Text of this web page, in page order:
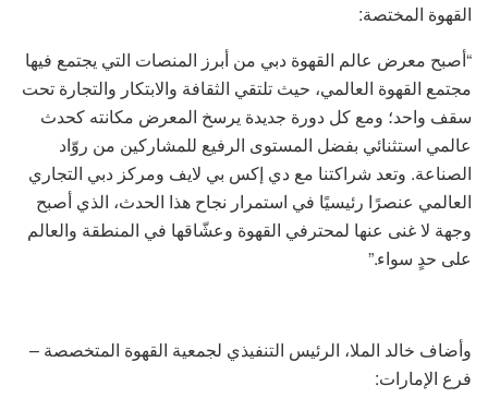
القهوة المختصة:
“أصبح معرض عالم القهوة دبي من أبرز المنصات التي يجتمع فيها
مجتمع القهوة العالمي، حيث تلتقي الثقافة والابتكار والتجارة تحت
سقف واحد؛ ومع كل دورة جديدة يرسخ المعرض مكانته كحدث
عالمي استثنائي بفضل المستوى الرفيع للمشاركين من روّاد
الصناعة. وتعد شراكتنا مع دي إكس بي لايف ومركز دبي التجاري
العالمي عنصرًا رئيسيًا في استمرار نجاح هذا الحدث، الذي أصبح
وجهة لا غنى عنها لمحترفي القهوة وعشّاقها في المنطقة والعالم
على حدٍ سواء.”
وأضاف خالد الملا، الرئيس التنفيذي لجمعية القهوة المتخصصة –
فرع الإمارات: